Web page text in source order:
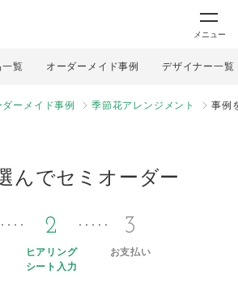
メニュー
一覧 オーダーメイド事例 デザイナー一覧
ダーメイド事例 季節花アレンジメント 事例
んでセミオーダー
2
ヒアリング
シート入力
3
お支払い